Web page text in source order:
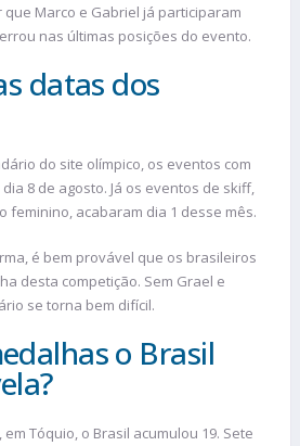
Marco e Gabriel já participaram
nas últimas posições do evento.
datas dos
do site olímpico, os eventos com
8 de agosto. Já os eventos de skiff,
feminino, acabaram dia 1 desse mês.
é bem provável que os brasileiros
desta competição. Sem Grael e
se torna bem difícil.
o Brasil
Tóquio, o Brasil acumulou 19. Sete